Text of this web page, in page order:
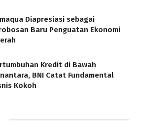
Diapresiasi sebagai
Baru Penguatan Ekonomi
Kredit di Bawah
BNI Catat Fundamental
Kokoh